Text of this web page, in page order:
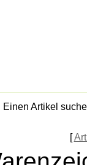
Einen Artikel
[